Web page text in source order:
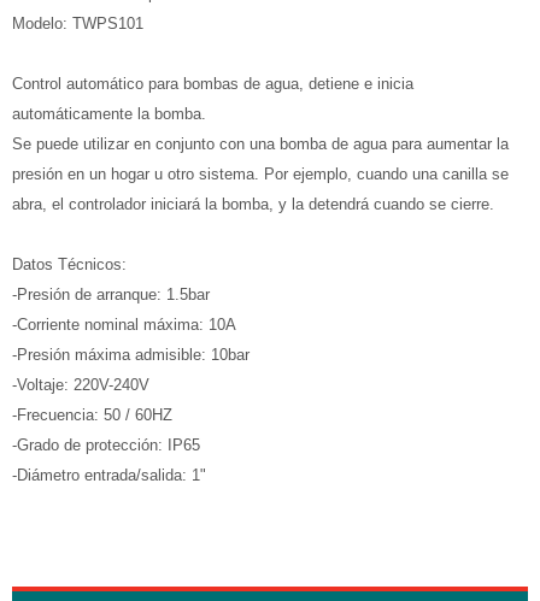
Modelo: TWPS101
Control automático para bombas de agua, detiene e inicia
automáticamente la bomba.
Se puede utilizar en conjunto con una bomba de agua para aumentar la
presión en un hogar u otro sistema. Por ejemplo, cuando una canilla se
abra, el controlador iniciará la bomba, y la detendrá cuando se cierre.
Datos Técnicos:
-Presión de arranque: 1.5bar
-Corriente nominal máxima: 10A
-Presión máxima admisible: 10bar
-Voltaje: 220V-240V
-Frecuencia: 50 / 60HZ
-Grado de protección: IP65
-Diámetro entrada/salida: 1"